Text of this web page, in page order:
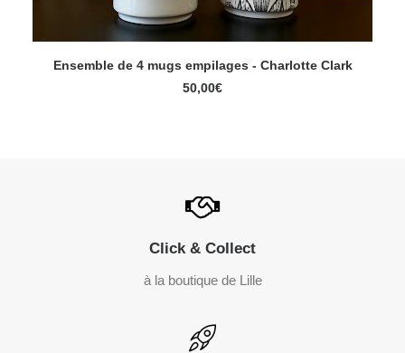
Ensemble de 4 mugs empilages - Charlotte Clark
50,00€
Click & Collect
à la boutique de Lille